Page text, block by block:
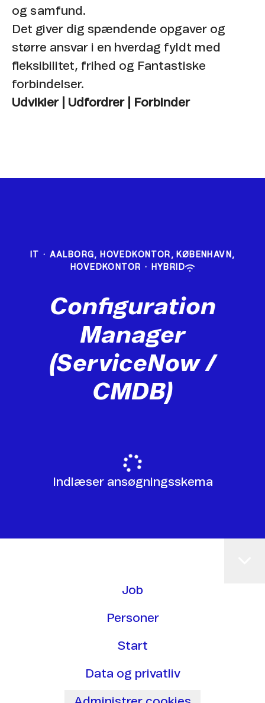
og samfund. ​
Det giver dig spændende opgaver og
større ansvar i en hverdag fyldt med
fleksibilitet, frihed og Fantastiske
forbindelser.
Udvikler | Udfordrer | Forbinder
· AALBORG, HOVEDKONTOR, KØBENHAVN,
HOVEDKONTOR · HYBRID
Configuration
Manager
(ServiceNow /
CMDB)
Indlæser ansøgningsskema
Job
Personer
Start
Data og privatliv